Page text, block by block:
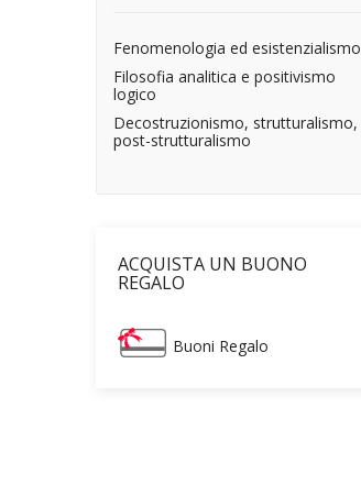
Fenomenologia ed esistenzialismo
Filosofia analitica e positivismo
logico
Decostruzionismo, strutturalismo,
post-strutturalismo
ACQUISTA UN BUONO
REGALO
Buoni Regalo